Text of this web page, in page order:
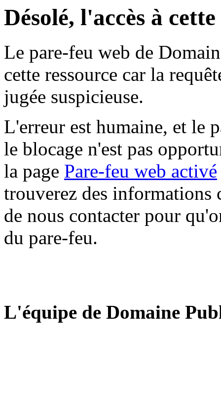
Désolé, l'accès à
Le pare-feu web de
cette ressource car la
jugée suspicieuse.
L'erreur est humaine, et le
le blocage n'est pas
la page Pare-feu web activé
trouverez des informations
de nous contacter pour
du pare-feu.
L'équipe de Domaine